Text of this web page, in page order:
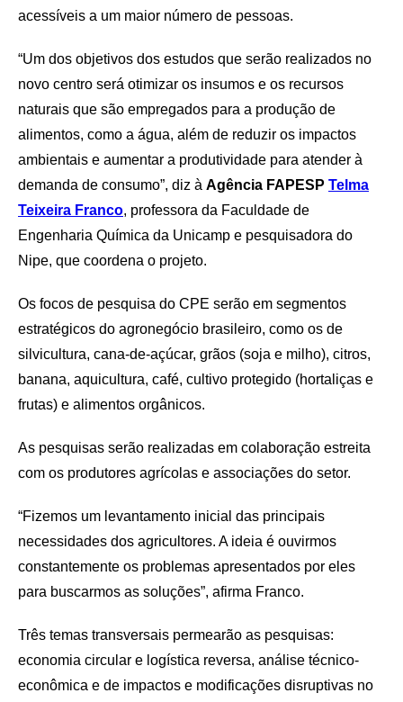
acessíveis a um maior número de pessoas.
“Um dos objetivos dos estudos que serão realizados no
novo centro será otimizar os insumos e os recursos
naturais que são empregados para a produção de
alimentos, como a água, além de reduzir os impactos
ambientais e aumentar a produtividade para atender à
demanda de consumo”, diz à Agência FAPESP Telma
Teixeira Franco, professora da Faculdade de
Engenharia Química da Unicamp e pesquisadora do
Nipe, que coordena o projeto.
Os focos de pesquisa do CPE serão em segmentos
estratégicos do agronegócio brasileiro, como os de
silvicultura, cana-de-açúcar, grãos (soja e milho), citros,
banana, aquicultura, café, cultivo protegido (hortaliças e
frutas) e alimentos orgânicos.
As pesquisas serão realizadas em colaboração estreita
com os produtores agrícolas e associações do setor.
“Fizemos um levantamento inicial das principais
necessidades dos agricultores. A ideia é ouvirmos
constantemente os problemas apresentados por eles
para buscarmos as soluções”, afirma Franco.
Três temas transversais permearão as pesquisas:
economia circular e logística reversa, análise técnico-
econômica e de impactos e modificações disruptivas no